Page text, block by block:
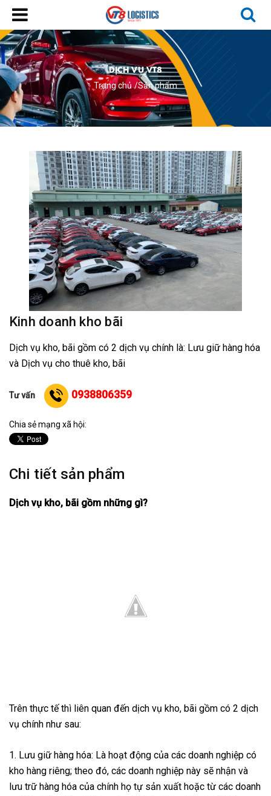
DỊCH VỤ VT8
Trang chủ Sản phẩm
Kinh doanh kho bãi
Dịch vụ kho, bãi gồm có 2 dịch vụ chính là: Lưu giữ hàng hóa
và Dịch vụ cho thuê kho, bãi
Tư vấn 0938806359
Chia sẻ mạng xã hội:
Chi tiết sản phẩm
Dịch vụ kho, bãi gồm những gì?
Trên thực tế thì liên quan đến dịch vụ kho, bãi gồm có 2 dịch
vụ chính như sau:
1. Lưu giữ hàng hóa: Là hoạt động của các doanh nghiệp có
kho hàng riêng; theo đó, các doanh nghiệp này sẽ nhận và
lưu trữ hàng hóa của chính họ tự sản xuất hoặc từ các doanh